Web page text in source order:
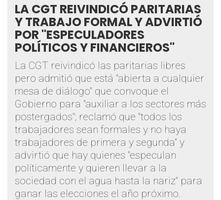
LA CGT REIVINDICÓ PARITARIAS
Y TRABAJO FORMAL Y ADVIRTIÓ
POR "ESPECULADORES
POLÍTICOS Y FINANCIEROS"
La CGT reivindicó las paritarias libres
pero admitió que está "abierta a cualquier
mesa de diálogo" que convoque el
Gobierno para "auxiliar a los sectores más
postergados"; reclamó que "todos los
trabajadores sean formales y no haya
trabajadores de primera y segunda" y
advirtió que hay quienes "especulan
políticamente y quieren llevar a la
sociedad con el agua hasta la nariz" para
ganar las elecciones el año próximo.